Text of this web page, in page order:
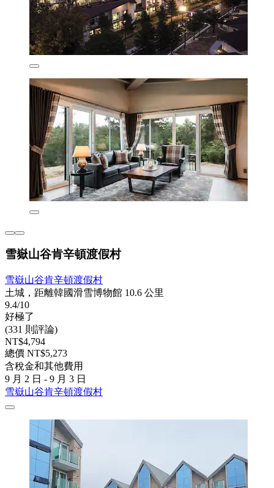
雪嶽山谷肯辛頓渡假村
雪嶽山谷肯辛頓渡假村
土城，距離韓國滑雪博物館 10.6 公里
9.4/10
好極了
(331 則評論)
NT$4,794
總價 NT$5,273
含稅金和其他費用
9 月 2 日 - 9 月 3 日
雪嶽山谷肯辛頓渡假村